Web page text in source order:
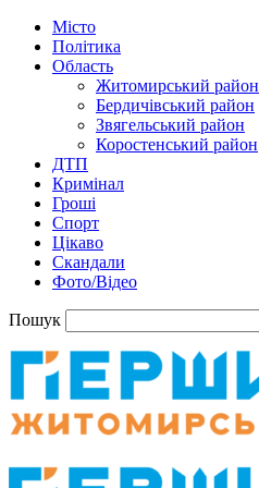
Місто
Політика
Область
Житомирський район
Бердичівський район
Звягельський район
Коростенський район
ДТП
Кримінал
Гроші
Спорт
Цікаво
Скандали
Фото/Відео
Пошук